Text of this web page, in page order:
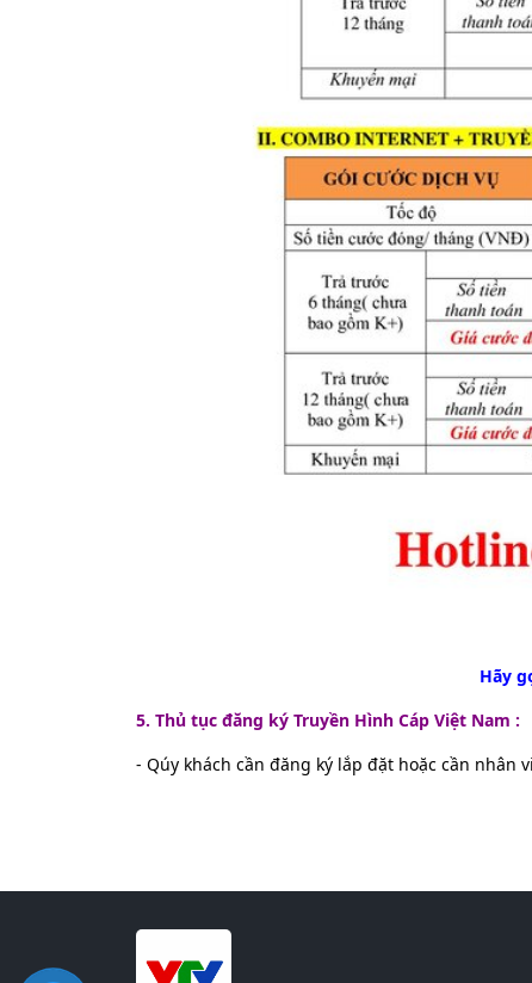
Hãy
5. Thủ tục đăng ký Truyền Hình Cáp Việt Nam :
- Qúy khách cần đăng ký lắp đặt hoặc cần